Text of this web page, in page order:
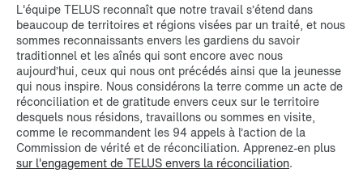
L'équipe TELUS reconnaît que notre travail s’étend dans
beaucoup de territoires et régions visées par un traité, et nous
sommes reconnaissants envers les gardiens du savoir
traditionnel et les aînés qui sont encore avec nous
aujourd’hui, ceux qui nous ont précédés ainsi que la jeunesse
qui nous inspire. Nous considérons la terre comme un acte de
réconciliation et de gratitude envers ceux sur le territoire
desquels nous résidons, travaillons ou sommes en visite,
comme le recommandent les 94 appels à l’action de la
Commission de vérité et de réconciliation. Apprenez-en plus
sur l'engagement de TELUS envers la réconciliation.